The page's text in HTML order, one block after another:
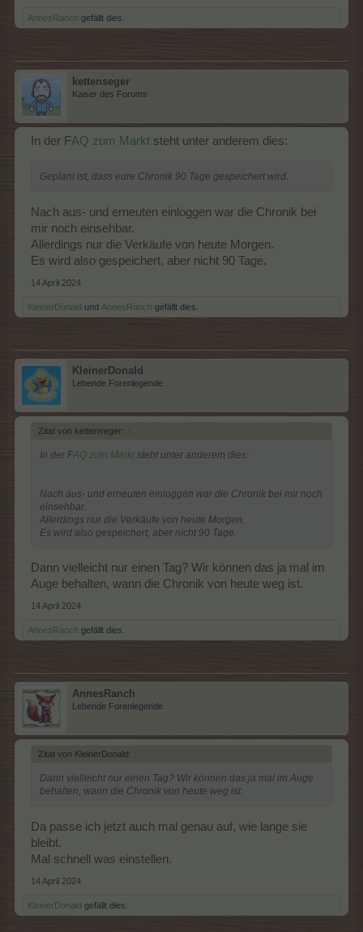
AnnesRanch gefällt dies.
kettenseger
Kaiser des Forums
In der FAQ zum Markt steht unter anderem dies:
Geplant ist, dass eure Chronik 90 Tage gespeichert wird.
Nach aus- und erneuten einloggen war die Chronik bei
mir noch einsehbar.
Allerdings nur die Verkäufe von heute Morgen.
Es wird also gespeichert, aber nicht 90 Tage.
14 April 2024
KleinerDonald und AnnesRanch gefällt dies.
KleinerDonald
Lebende Forenlegende
Zitat von kettenseger: ↑
In der FAQ zum Markt steht unter anderem dies:
Nach aus- und erneuten einloggen war die Chronik bei mir noch
einsehbar.
Allerdings nur die Verkäufe von heute Morgen.
Es wird also gespeichert, aber nicht 90 Tage.
Dann vielleicht nur einen Tag? Wir können das ja mal im
Auge behalten, wann die Chronik von heute weg ist.
14 April 2024
AnnesRanch gefällt dies.
AnnesRanch
Lebende Forenlegende
Zitat von KleinerDonald: ↑
Dann vielleicht nur einen Tag? Wir können das ja mal im Auge
behalten, wann die Chronik von heute weg ist.
Da passe ich jetzt auch mal genau auf, wie lange sie
bleibt.
Mal schnell was einstellen.
14 April 2024
KleinerDonald gefällt dies.